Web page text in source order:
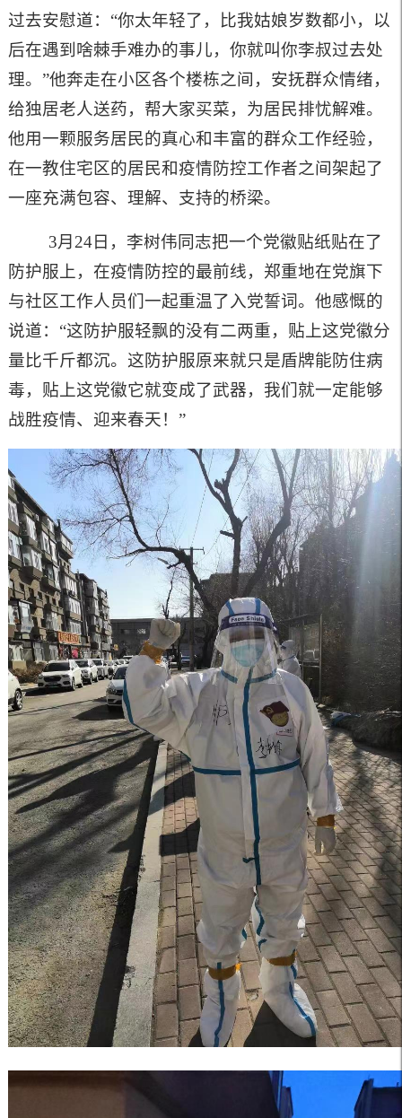
过去安慰道：“你太年轻了，比我姑娘岁数都小，以
后在遇到啥棘手难办的事儿，你就叫你李叔过去处
理。”他奔走在小区各个楼栋之间，安抚群众情绪，
给独居老人送药，帮大家买菜，为居民排忧解难。
他用一颗服务居民的真心和丰富的群众工作经验，
在一教住宅区的居民和疫情防控工作者之间架起了
一座充满包容、理解、支持的桥梁。
3月24日，李树伟同志把一个党徽贴纸贴在了
防护服上，在疫情防控的最前线，郑重地在党旗下
与社区工作人员们一起重温了入党誓词。他感慨的
说道：“这防护服轻飘的没有二两重，贴上这党徽分
量比千斤都沉。这防护服原来就只是盾牌能防住病
毒，贴上这党徽它就变成了武器，我们就一定能够
战胜疫情、迎来春天！”